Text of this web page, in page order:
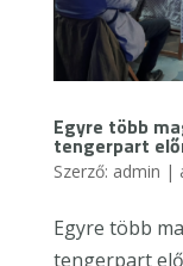
Egyre több
tengerpart
Szerző: admin |
Egyre több
tengerpart